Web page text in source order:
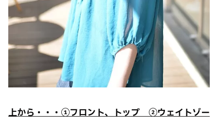
上から・・・①フロント、トップ ②ウェイトゾー